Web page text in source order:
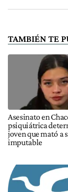
TAMBIÉN TE
Asesinato en
psiquiátrica
joven que mató a
imputable